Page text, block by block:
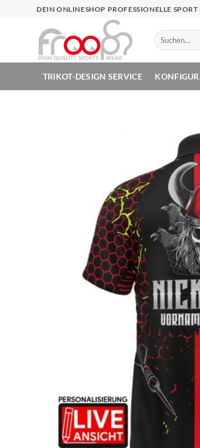
DEIN ONLINESHOP PROFESSIONELLE
Suchen
nach:
TRIKOT-DESIGN SERVICE